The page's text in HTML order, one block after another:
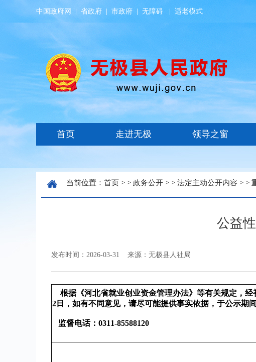
中国政府网 省政府 市政府 无障碍 适老模式
当前位置： 首页 > > 政务公开 > > 法定主动公开内容 > >
公益
发布时间：2026-03-31 来源：无极县人社局
根据《河北省就业创业资金管理办法》等有关规定，经
2日，如有不同意见，请尽可能提供事实依据，于公示期
监督电话：0311-85588120